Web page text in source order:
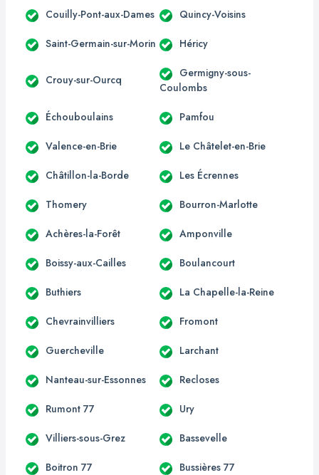
Couilly-Pont-aux-Dames Quincy-Voisins
Saint-Germain-sur-Morin Héricy
Crouy-sur-Ourcq
Germigny-sous-
Coulombs
Échouboulains Pamfou
Valence-en-Brie Le Châtelet-en-Brie
Châtillon-la-Borde Les Écrennes
Thomery Bourron-Marlotte
Achères-la-Forêt Amponville
Boissy-aux-Cailles Boulancourt
Buthiers La Chapelle-la-Reine
Chevrainvilliers Fromont
Guercheville Larchant
Nanteau-sur-Essonnes Recloses
Rumont 77 Ury
Villiers-sous-Grez Bassevelle
Boitron 77 Bussières 77